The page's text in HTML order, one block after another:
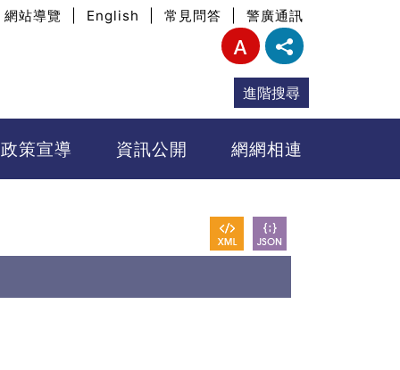
網站導覽 English 常見問答 警廣通訊
進階搜尋
政策宣導 資訊公開 網網相連